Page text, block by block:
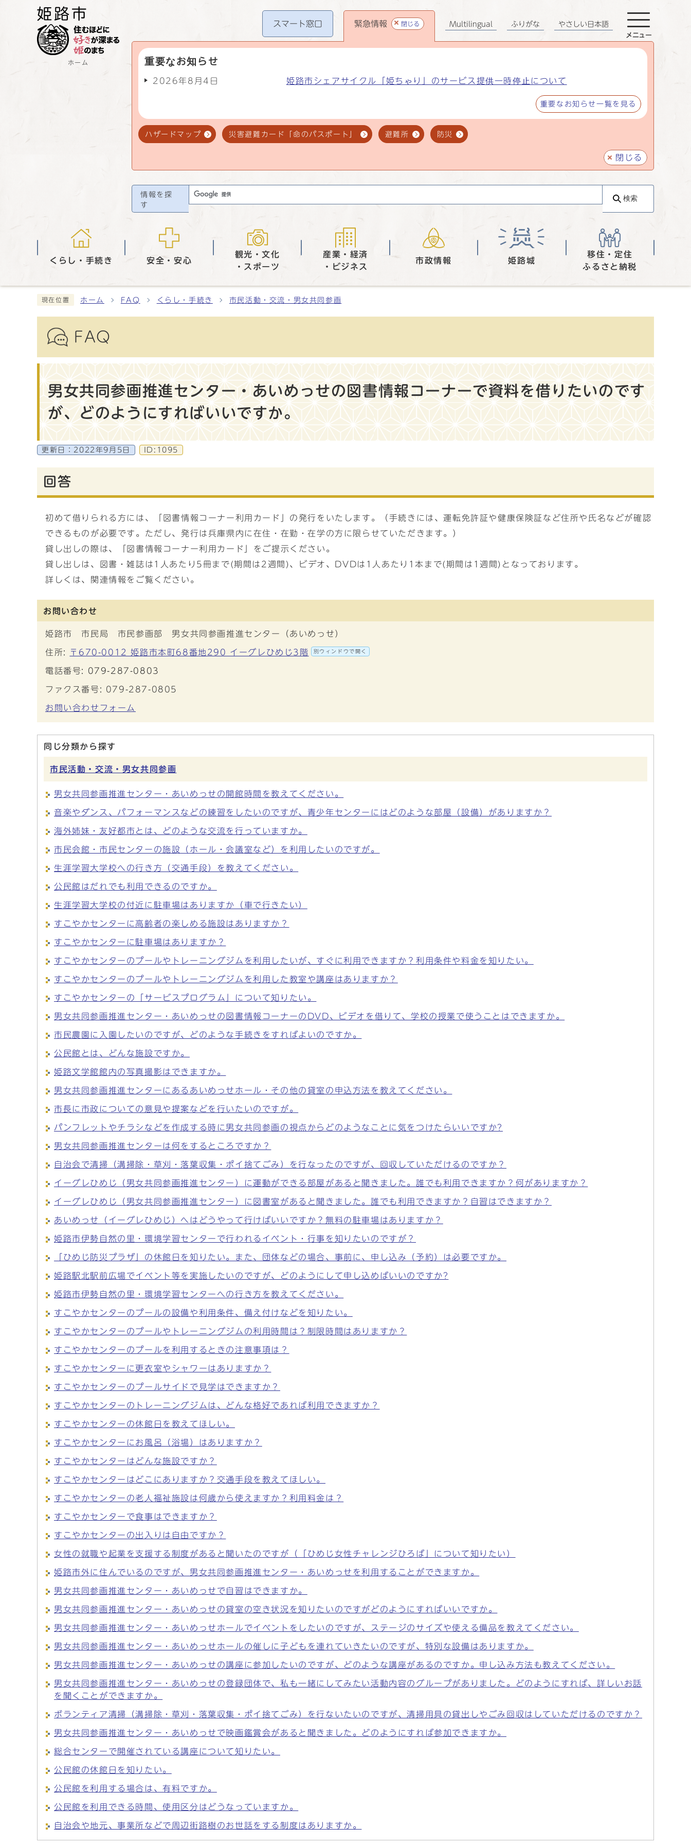
ホーム
スマート窓口 緊急情報 閉じる
重要なお知らせ
2026年8月4日 姫路市シェアサイクル「姫ちゃり」のサービス提供一時停止について
重要なお知らせ一覧を見る
ハザードマップ 災害避難カード「命のパスポート」 避難所 防災
閉じる
Multilingual ふりがな やさしい日本語
メニュー
情報を探
す
検索
くらし・手続き 安全・安心
観光・文化
・スポーツ
産業・経済
・ビジネス
市政情報 姫路城
移住・定住
ふるさと納税
現在位置 ホーム FAQ くらし・手続き 市民活動・交流・男女共同参画
FAQ
男女共同参画推進センター・あいめっせの図書情報コーナーで資料を借りたいのです
が、どのようにすればいいですか。
更新日： 2022年9月5日 ID:1095
回答
初めて借りられる方には、「図書情報コーナー利用カード」の発行をいたします。（手続きには、運転免許証や健康保険証など住所や氏名などが確認
できるものが必要です。ただし、発行は兵庫県内に在住・在勤・在学の方に限らせていただきます。）
貸し出しの際は、「図書情報コーナー利用カード」をご提示ください。
貸し出しは、図書・雑誌は1人あたり5冊まで(期間は2週間)、ビデオ、DVDは1人あたり1本まで(期間は1週間)となっております。
詳しくは、関連情報をご覧ください。
お問い合わせ
姫路市 市民局 市民参画部 男女共同参画推進センター（あいめっせ）
住所: 〒670-0012 姫路市本町68番地290 イーグレひめじ3階 別ウィンドウで開く
電話番号: 079-287-0803
ファクス番号: 079-287-0805
お問い合わせフォーム
同じ分類から探す
市民活動・交流・男女共同参画
男女共同参画推進センター・あいめっせの開館時間を教えてください。
音楽やダンス、パフォーマンスなどの練習をしたいのですが、青少年センターにはどのような部屋（設備）がありますか？
海外姉妹・友好都市とは、どのような交流を行っていますか。
市民会館・市民センターの施設（ホール・会議室など）を利用したいのですが。
生涯学習大学校への行き方（交通手段）を教えてください。
公民館はだれでも利用できるのですか。
生涯学習大学校の付近に駐車場はありますか（車で行きたい）
すこやかセンターに高齢者の楽しめる施設はありますか？
すこやかセンターに駐車場はありますか？
すこやかセンターのプールやトレーニングジムを利用したいが、すぐに利用できますか？利用条件や料金を知りたい。
すこやかセンターのプールやトレーニングジムを利用した教室や講座はありますか？
すこやかセンターの「サービスプログラム」について知りたい。
男女共同参画推進センター・あいめっせの図書情報コーナーのDVD、ビデオを借りて、学校の授業で使うことはできますか。
市民農園に入園したいのですが、どのような手続きをすればよいのですか。
公民館とは、どんな施設ですか。
姫路文学館館内の写真撮影はできますか。
男女共同参画推進センターにあるあいめっせホール・その他の貸室の申込方法を教えてください。
市長に市政についての意見や提案などを行いたいのですが。
パンフレットやチラシなどを作成する時に男女共同参画の視点からどのようなことに気をつけたらいいですか?
男女共同参画推進センターは何をするところですか？
自治会で清掃（溝掃除・草刈・落葉収集・ポイ捨てごみ）を行なったのですが、回収していただけるのですか？
イーグレひめじ（男女共同参画推進センター）に運動ができる部屋があると聞きました。誰でも利用できますか？何がありますか？
イーグレひめじ（男女共同参画推進センター）に図書室があると聞きました。誰でも利用できますか？自習はできますか？
あいめっせ（イーグレひめじ）へはどうやって行けばいいですか？無料の駐車場はありますか？
姫路市伊勢自然の里・環境学習センターで行われるイベント・行事を知りたいのですが？
「ひめじ防災プラザ」の休館日を知りたい。また、団体などの場合、事前に、申し込み（予約）は必要ですか。
姫路駅北駅前広場でイベント等を実施したいのですが、どのようにして申し込めばいいのですか?
姫路市伊勢自然の里・環境学習センターへの行き方を教えてください。
すこやかセンターのプールの設備や利用条件、備え付けなどを知りたい。
すこやかセンターのプールやトレーニングジムの利用時間は？制限時間はありますか？
すこやかセンターのプールを利用するときの注意事項は？
すこやかセンターに更衣室やシャワーはありますか？
すこやかセンターのプールサイドで見学はできますか？
すこやかセンターのトレーニングジムは、どんな格好であれば利用できますか？
すこやかセンターの休館日を教えてほしい。
すこやかセンターにお風呂（浴場）はありますか？
すこやかセンターはどんな施設ですか？
すこやかセンターはどこにありますか？交通手段を教えてほしい。
すこやかセンターの老人福祉施設は何歳から使えますか？利用料金は？
すこやかセンターで食事はできますか？
すこやかセンターの出入りは自由ですか？
女性の就職や起業を支援する制度があると聞いたのですが（「ひめじ女性チャレンジひろば」について知りたい）
姫路市外に住んでいるのですが、男女共同参画推進センター・あいめっせを利用することができますか。
男女共同参画推進センター・あいめっせで自習はできますか。
男女共同参画推進センター・あいめっせの貸室の空き状況を知りたいのですがどのようにすればいいですか。
男女共同参画推進センター・あいめっせホールでイベントをしたいのですが、ステージのサイズや使える備品を教えてください。
男女共同参画推進センター・あいめっせホールの催しに子どもを連れていきたいのですが、特別な設備はありますか。
男女共同参画推進センター・あいめっせの講座に参加したいのですが、どのような講座があるのですか。申し込み方法も教えてください。
男女共同参画推進センター・あいめっせの登録団体で、私も一緒にしてみたい活動内容のグループがありました。どのようにすれば、詳しいお話
を聞くことができますか。
ボランティア清掃（溝掃除・草刈・落葉収集・ポイ捨てごみ）を行ないたいのですが、清掃用具の貸出しやごみ回収はしていただけるのですか？
男女共同参画推進センター・あいめっせで映画鑑賞会があると聞きました。どのようにすれば参加できますか。
総合センターで開催されている講座について知りたい。
公民館の休館日を知りたい。
公民館を利用する場合は、有料ですか。
公民館を利用できる時間、使用区分はどうなっていますか。
自治会や地元、事業所などで周辺街路樹のお世話をする制度はありますか。